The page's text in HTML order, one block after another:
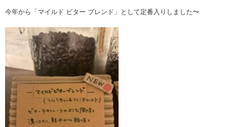
今年から「マイルド ビター ブレンド」として定番入りしました〜